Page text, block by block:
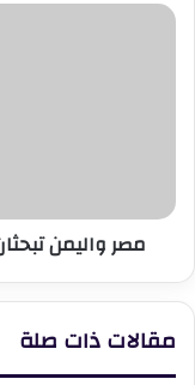
مصر
مصر واليمن
مقالات ذات صلة